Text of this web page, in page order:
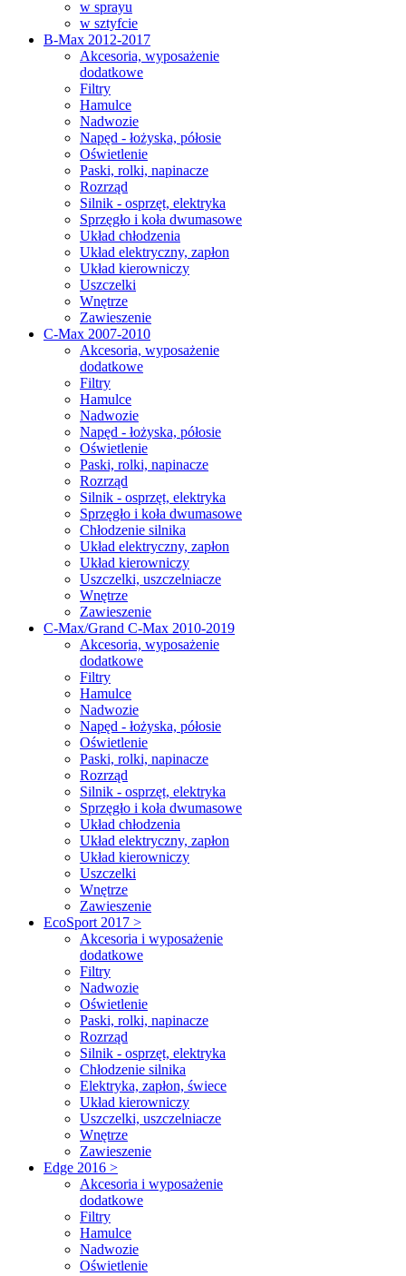
w sprayu
w sztyfcie
B-Max 2012-2017
Akcesoria, wyposażenie
dodatkowe
Filtry
Hamulce
Nadwozie
Napęd - łożyska, półosie
Oświetlenie
Paski, rolki, napinacze
Rozrząd
Silnik - osprzęt, elektryka
Sprzęgło i koła dwumasowe
Układ chłodzenia
Układ elektryczny, zapłon
Układ kierowniczy
Uszczelki
Wnętrze
Zawieszenie
C-Max 2007-2010
Akcesoria, wyposażenie
dodatkowe
Filtry
Hamulce
Nadwozie
Napęd - łożyska, półosie
Oświetlenie
Paski, rolki, napinacze
Rozrząd
Silnik - osprzęt, elektryka
Sprzęgło i koła dwumasowe
Chłodzenie silnika
Układ elektryczny, zapłon
Układ kierowniczy
Uszczelki, uszczelniacze
Wnętrze
Zawieszenie
C-Max/Grand C-Max 2010-2019
Akcesoria, wyposażenie
dodatkowe
Filtry
Hamulce
Nadwozie
Napęd - łożyska, półosie
Oświetlenie
Paski, rolki, napinacze
Rozrząd
Silnik - osprzęt, elektryka
Sprzęgło i koła dwumasowe
Układ chłodzenia
Układ elektryczny, zapłon
Układ kierowniczy
Uszczelki
Wnętrze
Zawieszenie
EcoSport 2017 >
Akcesoria i wyposażenie
dodatkowe
Filtry
Nadwozie
Oświetlenie
Paski, rolki, napinacze
Rozrząd
Silnik - osprzęt, elektryka
Chłodzenie silnika
Elektryka, zapłon, świece
Układ kierowniczy
Uszczelki, uszczelniacze
Wnętrze
Zawieszenie
Edge 2016 >
Akcesoria i wyposażenie
dodatkowe
Filtry
Hamulce
Nadwozie
Oświetlenie